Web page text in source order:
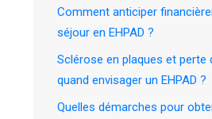
Comment anticiper
séjour en EHPAD ?
Sclérose en plaques et perte
quand envisager un EHPAD ?
Quelles démarches pour